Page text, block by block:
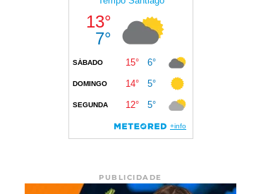
PUBLICIDADE